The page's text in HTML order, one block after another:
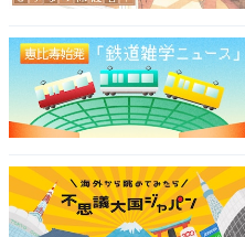
※回答者のコメントは原文
次ページ
9位ま